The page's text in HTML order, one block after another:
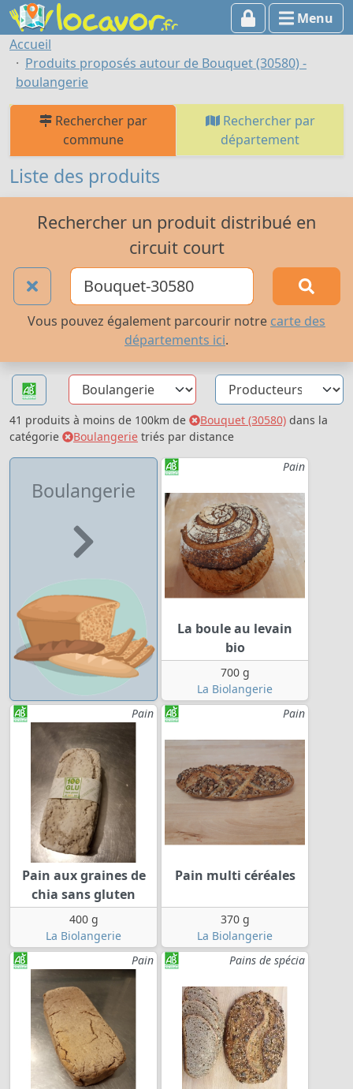
Menu
Accueil
Produits proposés autour de Bouquet (30580) -
boulangerie
Rechercher par
commune
Rechercher par
département
Liste des produits
Rechercher un produit distribué en
circuit court
Vous pouvez également parcourir notre carte des
départements ici.
41 produits à moins de 100km de Bouquet (30580) dans la
catégorie
Boulangerie triés par distance
Boulangerie
Pain
La boule au levain
bio
700 g
La Biolangerie
Pain
Pain aux graines de
chia sans gluten
400 g
La Biolangerie
Pain
Pain multi céréales
370 g
La Biolangerie
Pain
Pains de spécia